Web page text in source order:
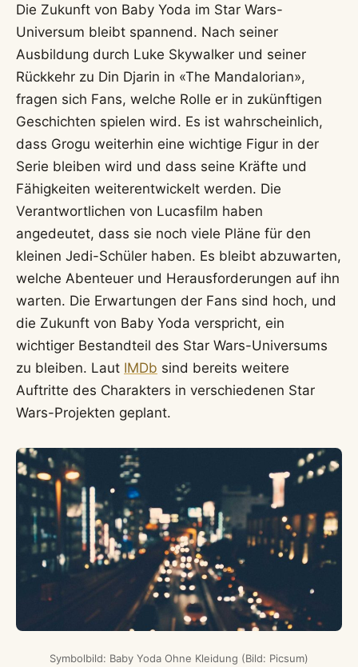
Die Zukunft von Baby Yoda im Star Wars-
Universum bleibt spannend. Nach seiner
Ausbildung durch Luke Skywalker und seiner
Rückkehr zu Din Djarin in «The Mandalorian»,
fragen sich Fans, welche Rolle er in zukünftigen
Geschichten spielen wird. Es ist wahrscheinlich,
dass Grogu weiterhin eine wichtige Figur in der
Serie bleiben wird und dass seine Kräfte und
Fähigkeiten weiterentwickelt werden. Die
Verantwortlichen von Lucasfilm haben
angedeutet, dass sie noch viele Pläne für den
kleinen Jedi-Schüler haben. Es bleibt abzuwarten,
welche Abenteuer und Herausforderungen auf ihn
warten. Die Erwartungen der Fans sind hoch, und
die Zukunft von Baby Yoda verspricht, ein
wichtiger Bestandteil des Star Wars-Universums
zu bleiben. Laut IMDb sind bereits weitere
Auftritte des Charakters in verschiedenen Star
Wars-Projekten geplant.
Symbolbild: Baby Yoda Ohne Kleidung (Bild: Picsum)